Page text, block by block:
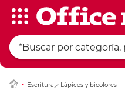
Escritura
Lápices y bicolores